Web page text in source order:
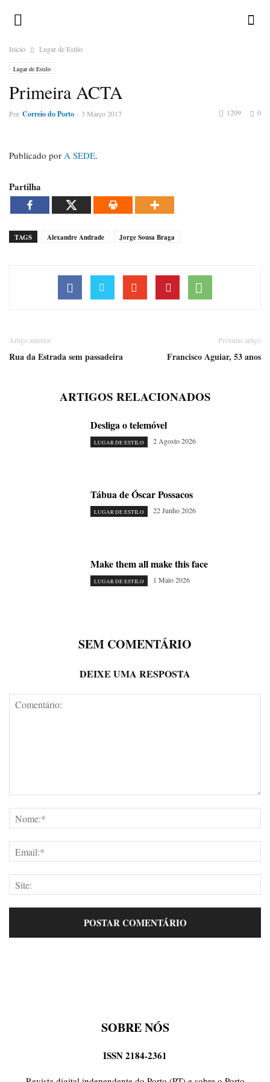
Inicio Lugar de Estilo
Lugar de Estilo
Primeira ACTA
Por Correio do Porto- 3 Março 2017 0
1209
Publicado por A SEDE.
Partilha
TAGS Alexandre Andrade Jorge Sousa Braga
Artigo anterior
Rua da Estrada sem passadeira
Próximo artigo
Francisco Aguiar, 53 anos
ARTIGOS RELACIONADOS
Desliga o telemóvel
LUGAR DE ESTILO 2 Agosto 2026
Tábua de Óscar Possacos
LUGAR DE ESTILO 22 Junho 2026
Make them all make this face
LUGAR DE ESTILO 1 Maio 2026
SEM COMENTÁRIO
DEIXE UMA RESPOSTA
SOBRE NÓS
ISSN 2184-2361